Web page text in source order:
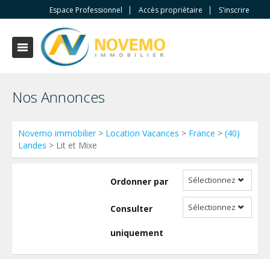
Espace Professionnel Accès propriètaire S'inscrire
Nos Annonces
Novemo immobilier> Location Vacances > France > (40)
Landes > Lit et Mixe
Ordonner par Sélectionnez
Consulter
uniquement
Sélectionnez